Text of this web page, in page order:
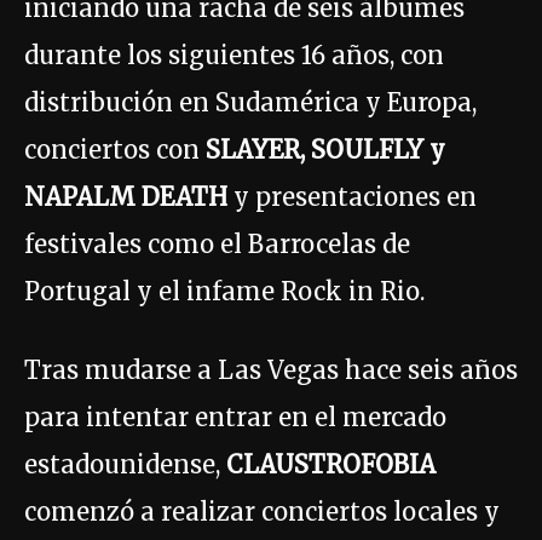
iniciando una racha de seis álbumes
durante los siguientes 16 años, con
distribución en Sudamérica y Europa,
conciertos con SLAYER, SOULFLY y
NAPALM DEATH y presentaciones en
festivales como el Barrocelas de
Portugal y el infame Rock in Rio.
Tras mudarse a Las Vegas hace seis años
para intentar entrar en el mercado
estadounidense, CLAUSTROFOBIA
comenzó a realizar conciertos locales y